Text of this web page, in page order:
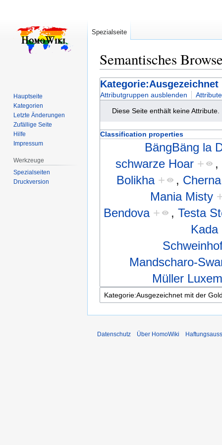
Semantisches
Zur
Navigation
Zur
Suche
Attributgruppen ausblenden
Diese Seite enthält keine Attribute.
Classification properties
BängBäng la
schwarze Hoar +
,
Bolikha + ,
Mania Misty
Bendova + ,Testa
Kada
Mandscharo-
Müller
Spezialseite
Hauptseite
Kategorien
Letzte Änderungen
Zufällige Seite
Hilfe
Impressum
Werkzeuge
Spezialseiten
Druckversion
Datenschutz Über HomoWiki